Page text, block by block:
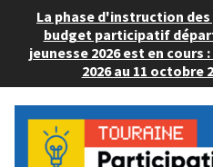
La phase d'instruction
budget participatif
jeunesse 2026 est en cours
2026 au 11 octobre